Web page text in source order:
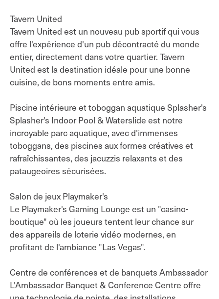
Tavern United
Tavern United est un nouveau pub sportif qui vous
offre l'expérience d'un pub décontracté du monde
entier, directement dans votre quartier. Tavern
United est la destination idéale pour une bonne
cuisine, de bons moments entre amis.
Piscine intérieure et toboggan aquatique Splasher's
Splasher's Indoor Pool & Waterslide est notre
incroyable parc aquatique, avec d'immenses
toboggans, des piscines aux formes créatives et
rafraîchissantes, des jacuzzis relaxants et des
pataugeoires sécurisées.
Salon de jeux Playmaker's
Le Playmaker's Gaming Lounge est un "casino-
boutique" où les joueurs tentent leur chance sur
des appareils de loterie vidéo modernes, en
profitant de l'ambiance "Las Vegas".
Centre de conférences et de banquets Ambassador
L'Ambassador Banquet & Conference Centre offre